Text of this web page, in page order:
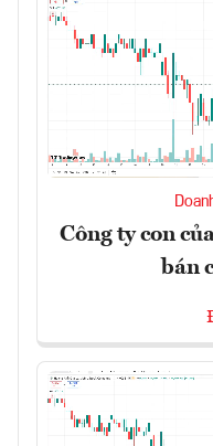
Công ty con
bán